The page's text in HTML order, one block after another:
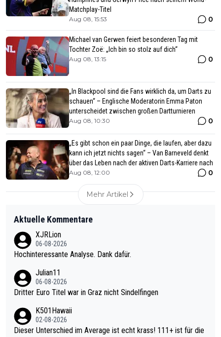
Matchplay-Titel
Aug 08, 15:53 0
Michael van Gerwen feiert besonderen Tag mit
Tochter Zoë: „Ich bin so stolz auf dich“
Aug 08, 13:15 0
„In Blackpool sind die Fans wirklich da, um Darts zu
schauen“ – Englische Moderatorin Emma Paton
unterscheidet zwischen großen Dartturnieren
Aug 08, 10:30 0
„Es gibt schon ein paar Dinge, die laufen, aber dazu
kann ich jetzt nichts sagen“ – Van Barneveld denkt
über das Leben nach der aktiven Darts-Karriere nach
Aug 08, 12:00 0
Mehr Artikel
Aktuelle Kommentare
XJRLion
06-08-2026
Hochinteressante Analyse. Dank dafür.
Julian11
06-08-2026
Dritter Euro Titel war in Graz nicht Sindelfingen
K501Hawaii
02-08-2026
Dieser Unterschied im Average ist echt krass! 111+ ist für die